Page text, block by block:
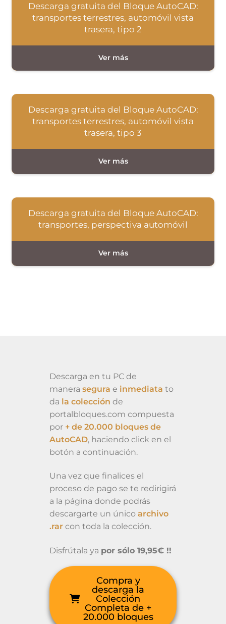
Descarga gratuita del Bloque AutoCAD:
transportes terrestres, automóvil vista
trasera, tipo 2
Descarga gratuita del Bloque AutoCAD:
transportes terrestres, automóvil vista
trasera, tipo 3
Descarga gratuita del Bloque AutoCAD:
transportes, perspectiva automóvil
Descarga en tu PC de
manera segura e inmediata to
da la colección de
portalbloques.com compuesta
por + de 20.000 bloques de
AutoCAD, haciendo click en el
botón a continuación.
Una vez que finalices el
proceso de pago se te redirigirá
a la página donde podrás
descargarte un único archivo
.rar con toda la colección.
Disfrútala ya por sólo 19,95€ !!
Compra y
descarga la
Colección
Completa de +
20.000 bloques